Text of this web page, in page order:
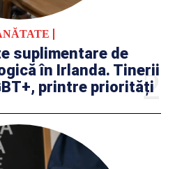
suplimentare de
în Irlanda. Tinerii
printre priorități